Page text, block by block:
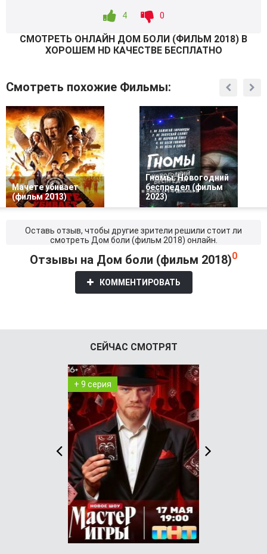
4 0
СМОТРEТЬ ОНЛАЙН ДОМ БОЛИ (ФИЛЬМ 2018) В
ХОРОШЕМ HD КАЧЕСТВЕ БЕСПЛАТНО
Смотреть похожие Фильмы:
Мачете убивает
(фильм 2013)
Гномы. Новогодний
беспредел (фильм
2023)
Оставь отзыв, чтобы другие зрители решили стоит ли
смотреть Дом боли (фильм 2018) онлайн.
Отзывы на Дом боли (фильм 2018)0
КОММЕНТИРОВАТЬ
СЕЙЧАС СМОТРЯТ
+ 9 серия